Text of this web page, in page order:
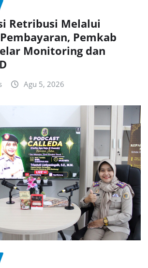
Retribusi Melalui
Pemkab
Monitoring dan
Agu 5, 2026